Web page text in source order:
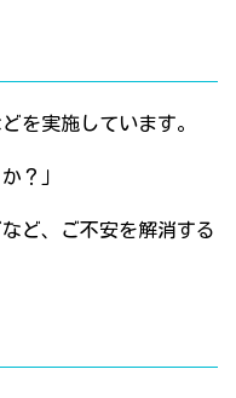
を実施しています。
？」
ど、ご不安を解消する